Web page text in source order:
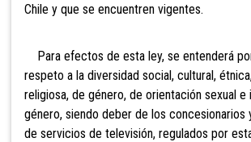
Chile y que se encuentren vigentes.
Para efectos de esta ley, se entenderá
respeto a la diversidad social, cultural,
religiosa, de género, de orientación sexual e
género, siendo deber de los concesionarios
de servicios de televisión, regulados por